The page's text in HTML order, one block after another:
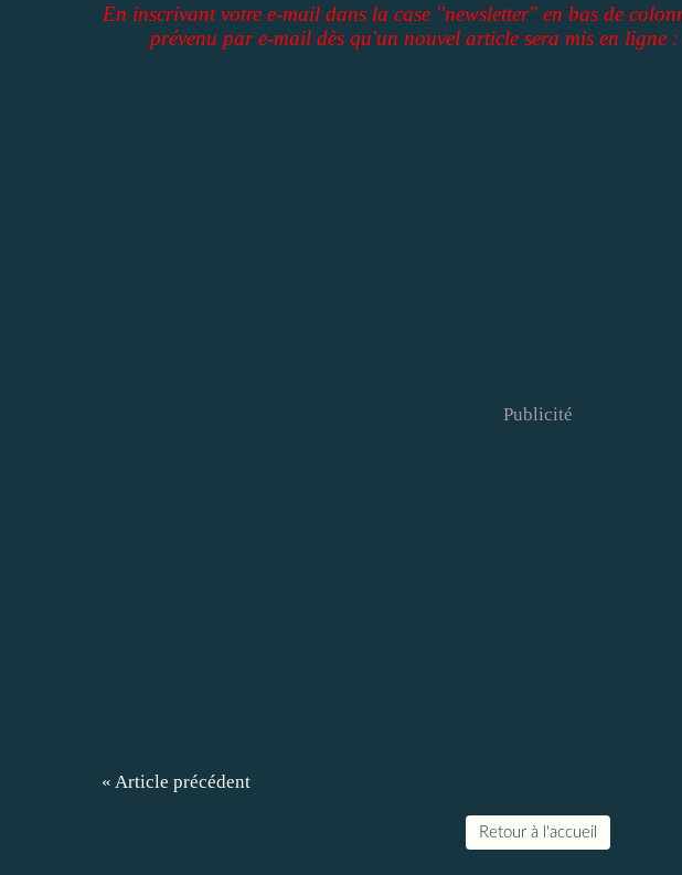
En inscrivant votre e-mail dans la case "newsletter" en bas de
prévenu par e-mail dès qu'un nouvel article sera mis en ligne
Publicité
« Article précédent
Retour à l'accueil